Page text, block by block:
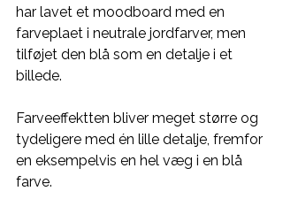
har lavet et moodboard med en
farveplaet i neutrale jordfarver, men
tilføjet den blå som en detalje i et
billede.
Farveeffektten bliver meget større og
tydeligere med én lille detalje, fremfor
en eksempelvis en hel væg i en blå
farve.